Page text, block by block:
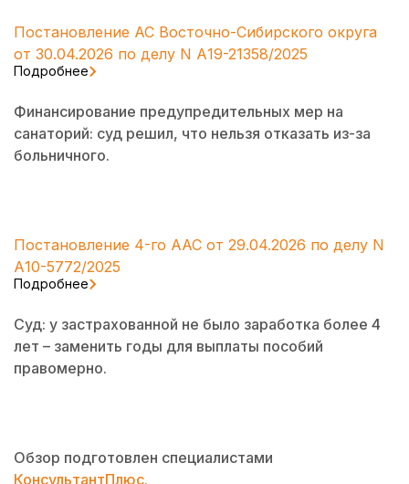
Постановление АС Восточно-Сибирского округа
от 30.04.2026 по делу N А19-21358/2025
Подробнее
Финансирование предупредительных мер на
санаторий: суд решил, что нельзя отказать из-за
больничного.
Постановление 4-го ААС от 29.04.2026 по делу N
А10-5772/2025
Подробнее
Суд: у застрахованной не было заработка более 4
лет – заменить годы для выплаты пособий
правомерно.
Обзор подготовлен специалистами
КонсультантПлюс.